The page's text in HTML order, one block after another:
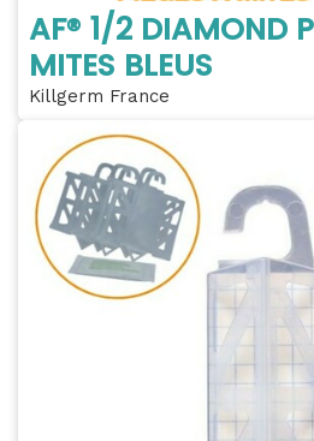
AF® 1/2 DIAMOND
MITES BLEUS
Killgerm France